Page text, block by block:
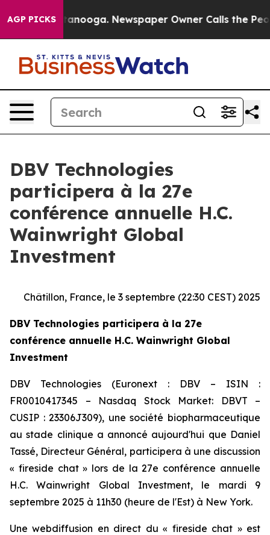
AGP PICKS
in Chattanooga. Newspaper Owner Calls the
DBV Technologies
participera à la 27e
conférence annuelle H.C.
Wainwright Global
Investment
Châtillon, France, le 3 septembre (22:30 CEST) 2025
DBV Technologies participera à la 27e
conférence annuelle H.C. Wainwright Global
Investment
DBV Technologies (Euronext : DBV – ISIN :
FR0010417345 – Nasdaq Stock Market: DBVT –
CUSIP : 23306J309), une société biopharmaceutique
au stade clinique a annoncé aujourd'hui que Daniel
Tassé, Directeur Général, participera à une discussion
« fireside chat » lors de la 27e conférence annuelle
H.C. Wainwright Global Investment, le mardi 9
septembre 2025 à 11h30 (heure de l'Est) à New York.
Une webdiffusion en direct du « fireside chat » est